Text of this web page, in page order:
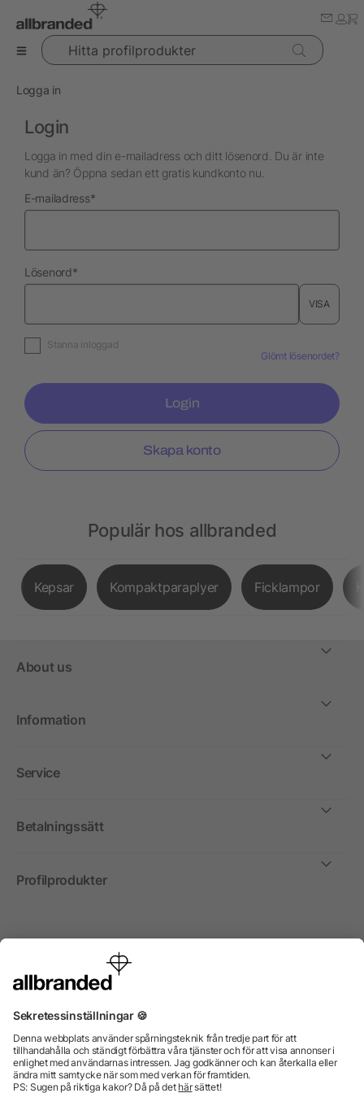
Hitta profilprodukter
Logga in
Login
Logga in med din e-mailadress och ditt lösenord. Du är inte
kund än? Öppna sedan ett gratis kundkonto nu.
E-mailadressnödvändig
*
Lösenordnödvändig
*
VISA
Stanna inloggad
Glömt lösenordet?
Login
Skapa konto
Populär hos allbranded
Kepsar Kompaktparaplyer Ficklampor
About us
Information
Service
Betalningssätt
Profilprodukter
Internationellt